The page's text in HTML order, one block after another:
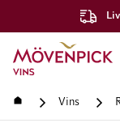
Aller à la page d'accueil
Accueil Vins